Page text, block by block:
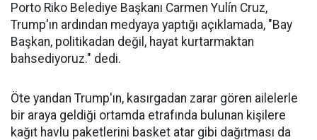
Porto Riko Belediye Başkanı Carmen Yulín Cruz,
Trump'ın ardından medyaya yaptığı açıklamada, "Bay
Başkan, politikadan değil, hayat kurtarmaktan
bahsediyoruz." dedi.
Öte yandan Trump'ın, kasırgadan zarar gören ailelerle
bir araya geldiği ortamda etrafında bulunan kişilere
kağıt havlu paketlerini basket atar gibi dağıtması da